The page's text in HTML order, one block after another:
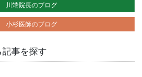
川端院長のブログ
小杉医師のブログ
事を探す